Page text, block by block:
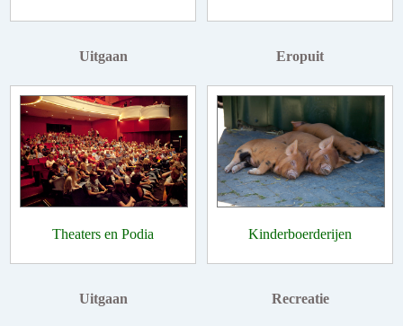
Uitgaan
Theaters en Podia
Eropuit
Kinderboerderijen
Uitgaan Recreatie